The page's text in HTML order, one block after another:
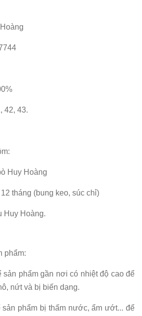
42, 43.
Huy Hoàng
tháng (bung keo, súc chỉ)
Huy Hoàng.
phẩm:
phẩm gần nơi có nhiệt độ cao để
nứt và bị biến dạng.
phẩm bị thấm nước, ẩm ướt... để